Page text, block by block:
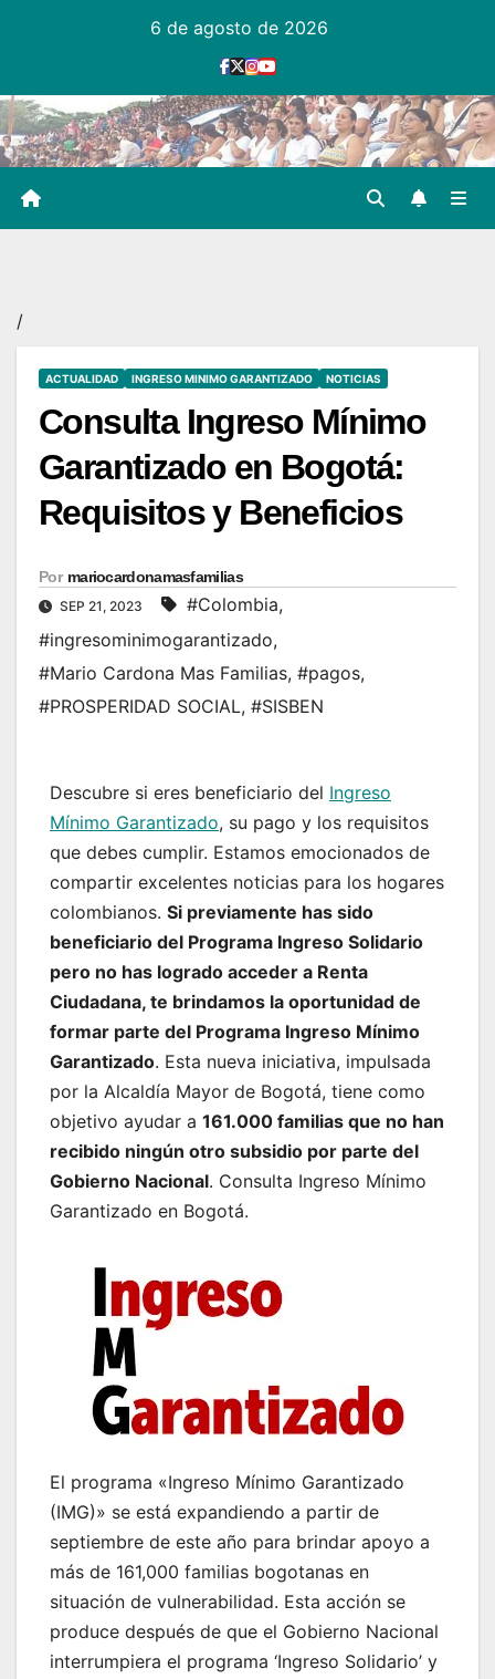
6 de agosto de 2026
/
ACTUALIDAD INGRESO MINIMO GARANTIZADO NOTICIAS
Consulta Ingreso Mínimo
Garantizado en Bogotá:
Requisitos y Beneficios
Por mariocardonamasfamilias
SEP 21, 2023 #Colombia,
#ingresominimogarantizado,
#Mario Cardona Mas Familias, #pagos,
#PROSPERIDAD SOCIAL, #SISBEN
Descubre si eres beneficiario del Ingreso
Mínimo Garantizado, su pago y los requisitos
que debes cumplir. Estamos emocionados de
compartir excelentes noticias para los hogares
colombianos. Si previamente has sido
beneficiario del Programa Ingreso Solidario
pero no has logrado acceder a Renta
Ciudadana, te brindamos la oportunidad de
formar parte del Programa Ingreso Mínimo
Garantizado. Esta nueva iniciativa, impulsada
por la Alcaldía Mayor de Bogotá, tiene como
objetivo ayudar a 161.000 familias que no han
recibido ningún otro subsidio por parte del
Gobierno Nacional. Consulta Ingreso Mínimo
Garantizado en Bogotá.
El programa «Ingreso Mínimo Garantizado
(IMG)» se está expandiendo a partir de
septiembre de este año para brindar apoyo a
más de 161,000 familias bogotanas en
situación de vulnerabilidad. Esta acción se
produce después de que el Gobierno Nacional
interrumpiera el programa ‘Ingreso Solidario’ y